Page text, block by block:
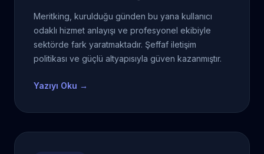
Meritking, kurulduğu günden bu yana kullanıcı
odaklı hizmet anlayışı ve profesyonel ekibiyle
sektörde fark yaratmaktadır. Şeffaf iletişim
politikası ve güçlü altyapısıyla güven kazanmıştır.
Yazıyı Oku →